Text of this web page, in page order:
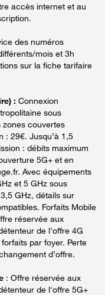
accès internet et au
des numéros
mois et 3h
sur la fiche tarifaire
: Connexion
sous
zones couvertes
: 29€. Jusqu’à 1,5
: débits maximum
5G+ et en
Avec équipements
et 5 GHz sous
GHz, détails sur
Forfaits Mobile
réservée aux
de l'offre 4G
par foyer. Perte
d’offre.
: Offre réservée aux
de l'offre 5G+